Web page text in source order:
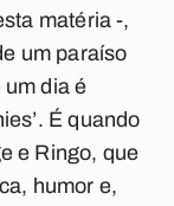
matéria -,
um paraíso
dia é
É quando
e Ringo, que
humor e,